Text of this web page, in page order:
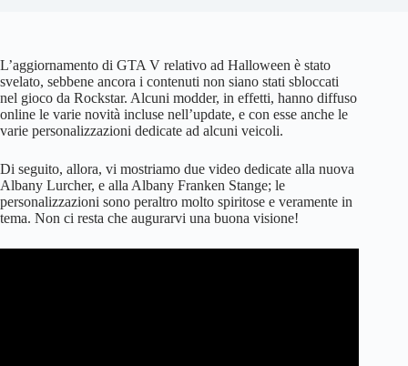
L’aggiornamento di GTA V relativo ad Halloween è stato
svelato, sebbene ancora i contenuti non siano stati sbloccati
nel gioco da Rockstar. Alcuni modder, in effetti, hanno diffuso
online le varie novità incluse nell’update, e con esse anche le
varie personalizzazioni dedicate ad alcuni veicoli.
Di seguito, allora, vi mostriamo due video dedicate alla nuova
Albany Lurcher, e alla Albany Franken Stange; le
personalizzazioni sono peraltro molto spiritose e veramente in
tema. Non ci resta che augurarvi una buona visione!